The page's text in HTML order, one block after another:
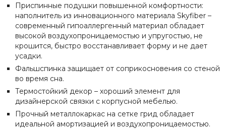
Приспинные подушки повышенной комфортности:
наполнитель из инновационного материала Skyfiber –
современный гипоаллергенный материал обладает
высокой воздухопроницаемостью и упругостью, не
крошится, быстро восстанавливает форму и не дает
усадки.
Фальшспинка защищает от соприкосновения со стеной
во время сна.
Термостойкий декор – хороший элемент для
дизайнерской связки с корпусной мебелью.
Прочный металлокаркас на сетке грид обладает
идеальной амортизацией и воздухопроницаемостью.